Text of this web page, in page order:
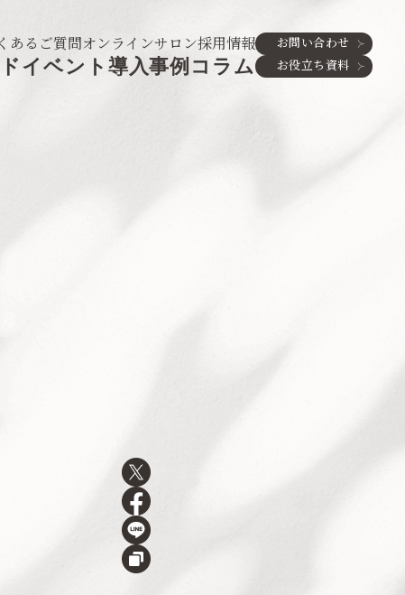
あるご質問オンラインサロン採用情報
イベント 導入事例 コラム
お問い合わせ
お役立ち資料